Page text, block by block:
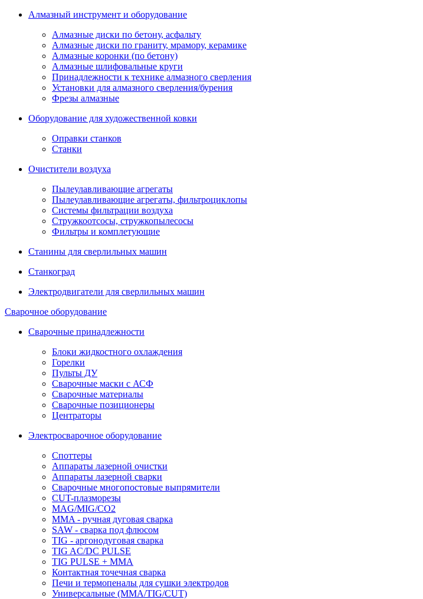
Алмазный инструмент и оборудование
Алмазные диски по бетону, асфальту
Алмазные диски по граниту, мрамору, керамике
Алмазные коронки (по бетону)
Алмазные шлифовальные круги
Принадлежности к технике алмазного сверления
Установки для алмазного сверления/бурения
Фрезы алмазные
Оборудование для художественной ковки
Оправки станков
Станки
Очистители воздуха
Пылеулавливающие агрегаты
Пылеулавливающие агрегаты, фильтроциклопы
Системы фильтрации воздуха
Стружкоотсосы, стружкопылесосы
Фильтры и комплетующие
Станины для сверлильных машин
Станкоград
Электродвигатели для сверлильных машин
Сварочное оборудование
Сварочные принадлежности
Блоки жидкостного охлаждения
Горелки
Пульты ДУ
Сварочные маски с АСФ
Сварочные материалы
Сварочные позиционеры
Центраторы
Электросварочное оборудование
Споттеры
Аппараты лазерной очистки
Аппараты лазерной сварки
Сварочные многопостовые выпрямители
CUT-плазморезы
MAG/MIG/CO2
MMA - ручная дуговая сварка
SAW - сварка под флюсом
TIG - аргонодуговая сварка
TIG AC/DC PULSE
TIG PULSE + MMA
Контактная точечная сварка
Печи и термопеналы для сушки электродов
Универсальные (MMA/TIG/CUT)